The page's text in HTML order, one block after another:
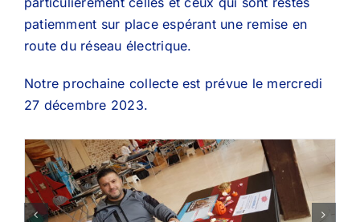
patiemment sur place espérant une remise en
route du réseau électrique.
Notre prochaine collecte est prévue le mercredi
27 décembre 2023.